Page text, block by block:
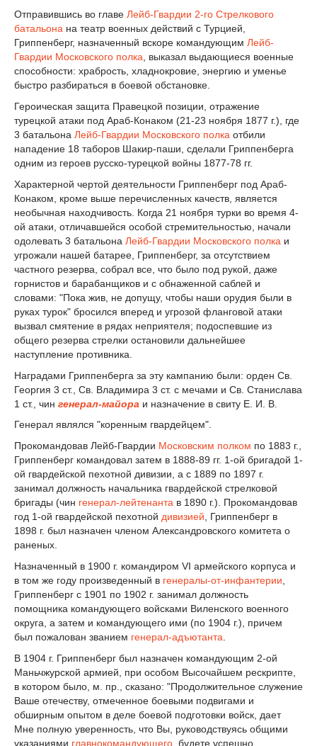
Отправившись во главе Лейб-Гвардии 2-го Стрелкового
батальона на театр военных действий с Турцией,
Гриппенберг, назначенный вскоре командующим Лейб-
Гвардии Московского полка , выказал выдающиеся военные
способности: храбрость, хладнокровие, энергию и уменье
быстро разбираться в боевой обстановке.
Героическая защита Правецкой позиции, отражение
турецкой атаки под Араб-Конаком (21-23 ноября 1877 г.), где
3 батальона Лейб-Гвардии Московского полка отбили
нападение 18 таборов Шакир-паши, сделали Гриппенберга
одним из героев русско-турецкой войны 1877-78 гг.
Характерной чертой деятельности Гриппенберг под Араб-
Конаком, кроме выше перечисленных качеств, является
необычная находчивость. Когда 21 ноября турки во время 4-
ой атаки, отличавшейся особой стремительностью, начали
одолевать 3 батальона Лейб-Гвардии Московского полка и
угрожали нашей батарее, Гриппенберг, за отсутствием
частного резерва, собрал все, что было под рукой, даже
горнистов и барабанщиков и с обнаженной саблей и
словами: "Пока жив, не допущу, чтобы наши орудия были в
руках турок" бросился вперед и угрозой фланговой атаки
вызвал смятение в рядах неприятеля; подоспевшие из
общего резерва стрелки остановили дальнейшее
наступление противника.
Наградами Гриппенберга за эту кампанию были: орден Св.
Георгия 3 ст., Св. Владимира 3 ст. с мечами и Св. Станислава
1 ст., чин генерал-майора и назначение в свиту Е. И. В.
Генерал являлся "коренным гвардейцем".
Прокомандовав Лейб-Гвардии Московским полком по 1883 г.,
Гриппенберг командовал затем в 1888-89 гг. 1-ой бригадой 1-
ой гвардейской пехотной дивизии, а с 1889 по 1897 г.
занимал должность начальника гвардейской стрелковой
бригады (чин генерал-лейтенанта в 1890 г.). Прокомандовав
год 1-ой гвардейской пехотной дивизией , Гриппенберг в
1898 г. был назначен членом Александровского комитета о
раненых.
Назначенный в 1900 г. командиром VI армейского корпуса и
в том же году произведенный в генералы-от-инфантерии
Гриппенберг с 1901 по 1902 г. занимал должность
помощника командующего войсками Виленского военного
округа, а затем и командующего ими (по 1904 г.), причем
был пожалован званием генерал-адъютанта
В 1904 г. Гриппенберг был назначен командующим 2-ой
Маньчжурской армией, при особом Высочайшем рескрипте,
в котором было, м. пр., сказано: "Продолжительное служение
Ваше отечеству, отмеченное боевыми подвигами и
обширным опытом в деле боевой подготовки войск, дает
Мне полную уверенность, что Вы, руководствуясь общими
указаниями главнокомандующего , будете успешно